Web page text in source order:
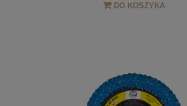
DO KOSZYKA